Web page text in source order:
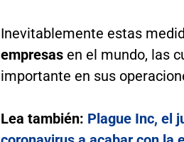
Inevitablemente estas
empresas en el mundo, las
importante en sus
Lea también: Plague Inc, el